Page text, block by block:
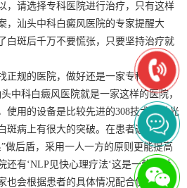
，请选择专科医院进行治疗，只有这样
，汕头中科白癜风医院的专家提醒大
白斑后千万不要慌张，只要坚持治疗就
正规的医院，做好还是一家专科医院，
中科白癜风医院就是一家这样的医院，
使用的设备是比较先进的308技术全激光
斑病上有很大的突破。在患者选用治疗
做后盾，采用一人一方的原则更能提高
还有‘NLP见快心理疗法‘这是一款针对
也会根据患者的具体情况配合使用。